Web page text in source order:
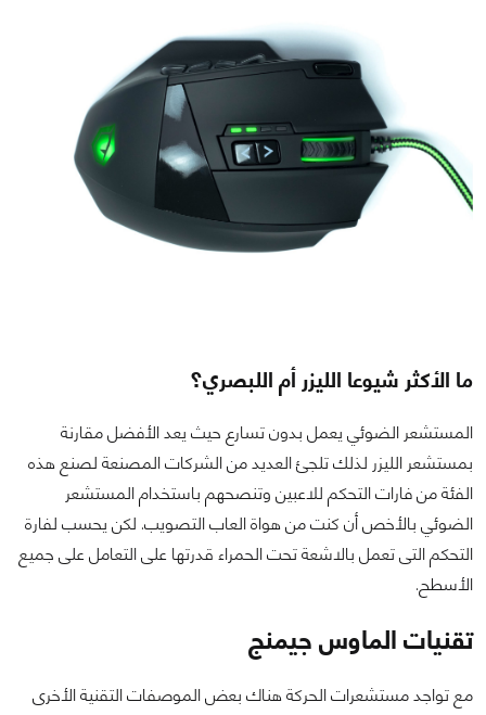
ما الأكثر شيوعا الليزر أم اللبصري؟
المستشعر الضوئي يعمل بدون تسارع حيث يعد الأفضل مقارنة
بمستشعر الليزر لذلك تلجئ العديد من الشركات المصنعة لصنع هذه
الفئة من فارات التحكم للاعبين وتنصحهم باستخدام المستشعر
الضوئي بالأخص أن كنت من هواة العاب التصويب. لكن يحسب لفارة
التحكم التى تعمل بالاشعة تحت الحمراء قدرتها على التعامل على جميع
الأسطح.
تقنيات الماوس جيمنج
مع تواجد مستشعرات الحركة هناك بعض الموصفات التقنية الأخرى